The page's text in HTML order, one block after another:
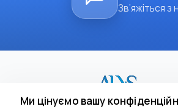
Зв’яжіться
Ми цінуємо вашу